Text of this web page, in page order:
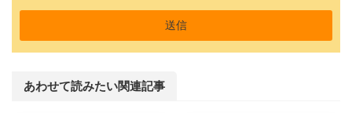
あわせて読みたい関連記事